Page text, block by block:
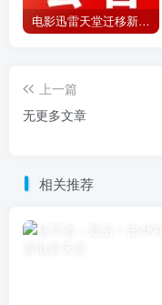
电影迅雷天堂迁移新服务器,正常更新，维护完毕!
上一篇
无更多文章
相关推荐